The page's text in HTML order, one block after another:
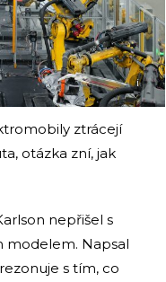
i
ztrácejí
otázka zní, jak
nepřišel s
modelem. Napsal
s tím, co